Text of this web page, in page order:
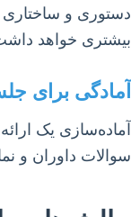
دستوری و ساختاری
بیشتری خواهد
آمادگی برای
آماده‌سازی یک
سوالات داوران و